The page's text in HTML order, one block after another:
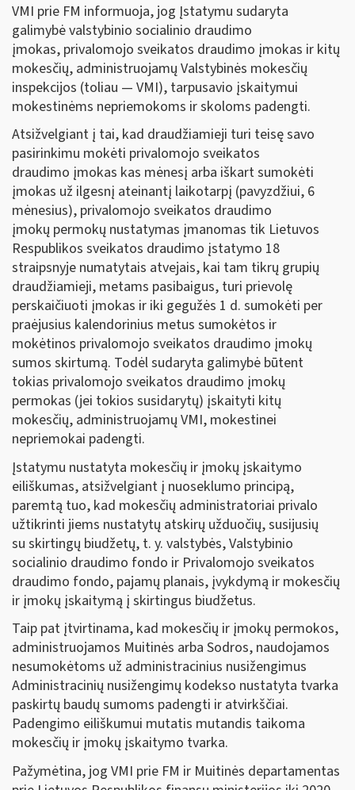
VMI prie FM informuoja, jog Įstatymu sudaryta
galimybė valstybinio socialinio draudimo
įmokas, privalomojo sveikatos draudimo įmokas ir kitų
mokesčių, administruojamų Valstybinės mokesčių
inspekcijos (toliau — VMI), tarpusavio įskaitymui
mokestinėms nepriemokoms ir skoloms padengti.
Atsižvelgiant į tai, kad draudžiamieji turi teisę savo
pasirinkimu mokėti privalomojo sveikatos
draudimo įmokas kas mėnesį arba iškart sumokėti
įmokas už ilgesnį ateinantį laikotarpį (pavyzdžiui, 6
mėnesius), privalomojo sveikatos draudimo
įmokų permokų nustatymas įmanomas tik Lietuvos
Respublikos sveikatos draudimo įstatymo 18
straipsnyje numatytais atvejais, kai tam tikrų grupių
draudžiamieji, metams pasibaigus, turi prievolę
perskaičiuoti įmokas ir iki gegužės 1 d. sumokėti per
praėjusius kalendorinius metus sumokėtos ir
mokėtinos privalomojo sveikatos draudimo įmokų
sumos skirtumą. Todėl sudaryta galimybė būtent
tokias privalomojo sveikatos draudimo įmokų
permokas (jei tokios susidarytų) įskaityti kitų
mokesčių, administruojamų VMI, mokestinei
nepriemokai padengti.
Įstatymu nustatyta mokesčių ir įmokų įskaitymo
eiliškumas, atsižvelgiant į nuoseklumo principą,
paremtą tuo, kad mokesčių administratoriai privalo
užtikrinti jiems nustatytų atskirų užduočių, susijusių
su skirtingų biudžetų, t. y. valstybės, Valstybinio
socialinio draudimo fondo ir Privalomojo sveikatos
draudimo fondo, pajamų planais, įvykdymą ir mokesčių
ir įmokų įskaitymą į skirtingus biudžetus.
Taip pat įtvirtinama, kad mokesčių ir įmokų permokos,
administruojamos Muitinės arba Sodros, naudojamos
nesumokėtoms už administracinius nusižengimus
Administracinių nusižengimų kodekso nustatyta tvarka
paskirtų baudų sumoms padengti ir atvirkščiai.
Padengimo eiliškumui mutatis mutandis taikoma
mokesčių ir įmokų įskaitymo tvarka.
Pažymėtina, jog VMI prie FM ir Muitinės departamentas